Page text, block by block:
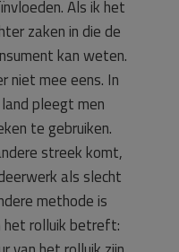
Als ik het
zaken in die de
kan weten.
niet mee eens. In
pleegt men
te gebruiken.
streek komt,
als slecht
methode is
rolluik betreft: